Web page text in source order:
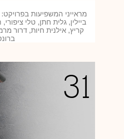
מראייני המשפיעות בפרויקט:
ביילין, גלית חתן, טלי
קריץ, אילנית חיות, דרור
31